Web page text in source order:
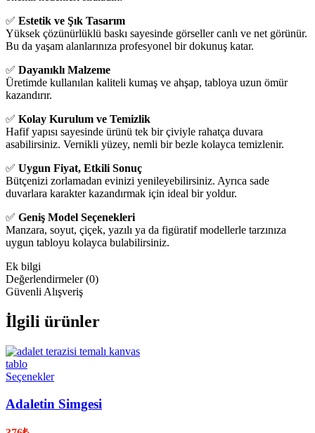
✅ Estetik ve Şık Tasarım
Yüksek çözünürlüklü baskı sayesinde görseller canlı ve net görünür.
Bu da yaşam alanlarınıza profesyonel bir dokunuş katar.
✅ Dayanıklı Malzeme
Üretimde kullanılan kaliteli kumaş ve ahşap, tabloya uzun ömür
kazandırır.
✅ Kolay Kurulum ve Temizlik
Hafif yapısı sayesinde ürünü tek bir çiviyle rahatça duvara
asabilirsiniz. Vernikli yüzey, nemli bir bezle kolayca temizlenir.
✅ Uygun Fiyat, Etkili Sonuç
Bütçenizi zorlamadan evinizi yenileyebilirsiniz. Ayrıca sade
duvarlara karakter kazandırmak için ideal bir yoldur.
✅ Geniş Model Seçenekleri
Manzara, soyut, çiçek, yazılı ya da figüratif modellerle tarzınıza
uygun tabloyu kolayca bulabilirsiniz.
Ek bilgi
Değerlendirmeler (0)
Güvenli Alışveriş
İlgili ürünler
Seçenekler
Adaletin Simgesi